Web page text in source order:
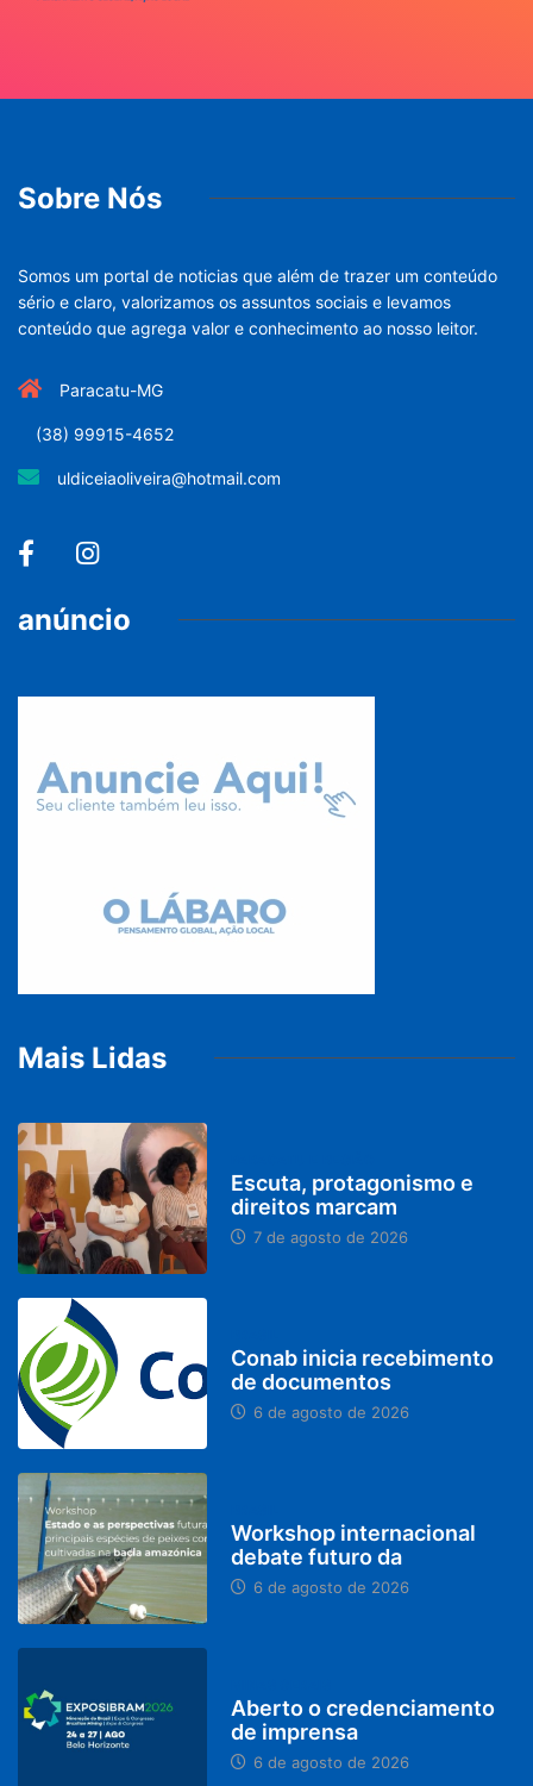
Sobre Nós
Somos um portal de noticias que além de trazer um conteúdo
sério e claro, valorizamos os assuntos sociais e levamos
conteúdo que agrega valor e conhecimento ao nosso leitor.
Paracatu-MG
(38) 99915-4652
uldiceiaoliveira@hotmail.com
anúncio
Mais Lidas
Escuta, protagonismo e
direitos marcam
7 de agosto de 2026
Conab inicia recebimento
de documentos
6 de agosto de 2026
Workshop internacional
debate futuro da
6 de agosto de 2026
Aberto o credenciamento
de imprensa
6 de agosto de 2026